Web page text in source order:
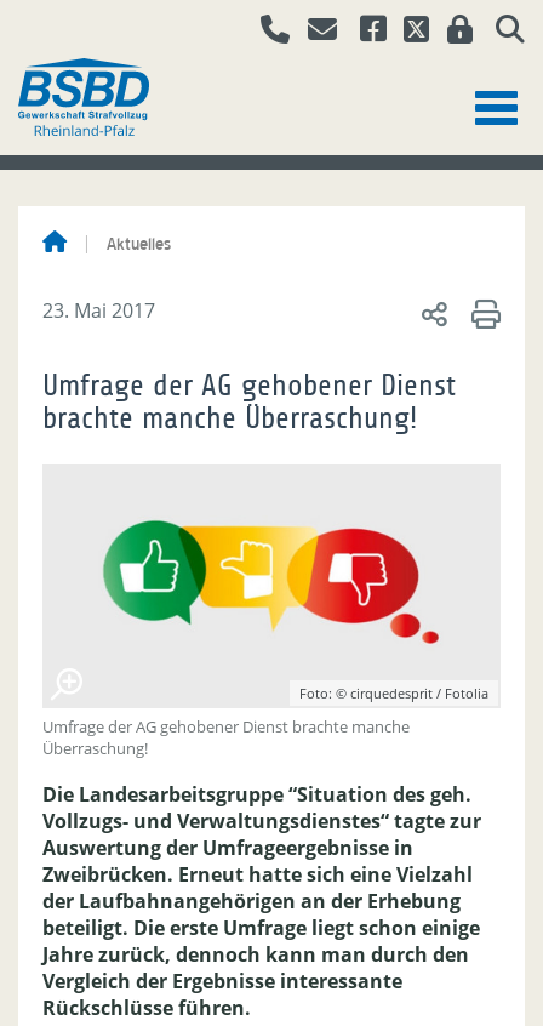
Aktuelles
23. Mai 2017
Umfrage der AG gehobener Dienst
brachte manche Überraschung!
Foto: © cirquedesprit / Fotolia
Umfrage der AG gehobener Dienst brachte manche
Überraschung!
Die Landesarbeitsgruppe “Situation des geh.
Vollzugs- und Verwaltungsdienstes“ tagte zur
Auswertung der Umfrageergebnisse in
Zweibrücken. Erneut hatte sich eine Vielzahl
der Laufbahnangehörigen an der Erhebung
beteiligt. Die erste Umfrage liegt schon einige
Jahre zurück, dennoch kann man durch den
Vergleich der Ergebnisse interessante
Rückschlüsse führen.